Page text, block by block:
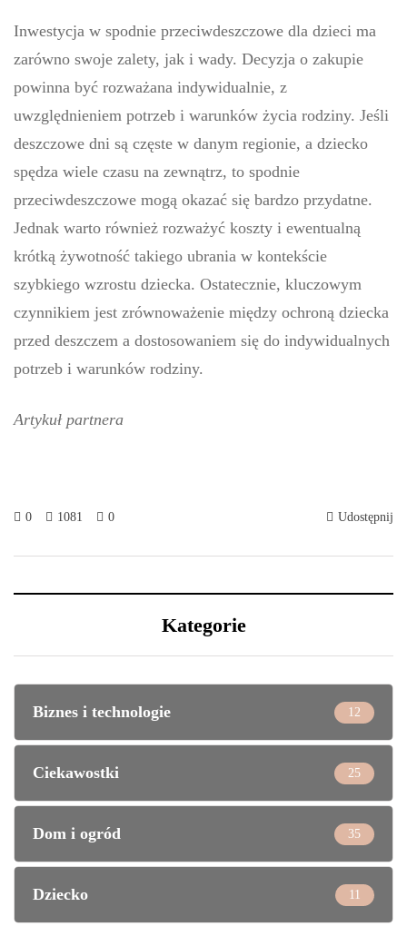
Inwestycja w spodnie przeciwdeszczowe dla dzieci ma
zarówno swoje zalety, jak i wady. Decyzja o zakupie
powinna być rozważana indywidualnie, z
uwzględnieniem potrzeb i warunków życia rodziny. Jeśli
deszczowe dni są częste w danym regionie, a dziecko
spędza wiele czasu na zewnątrz, to spodnie
przeciwdeszczowe mogą okazać się bardzo przydatne.
Jednak warto również rozważyć koszty i ewentualną
krótką żywotność takiego ubrania w kontekście
szybkiego wzrostu dziecka. Ostatecznie, kluczowym
czynnikiem jest zrównoważenie między ochroną dziecka
przed deszczem a dostosowaniem się do indywidualnych
potrzeb i warunków rodziny.
Artykuł partnera
0 1081 0 Udostępnij
Kategorie
Biznes i technologie 12
Ciekawostki 25
Dom i ogród 35
Dziecko 11